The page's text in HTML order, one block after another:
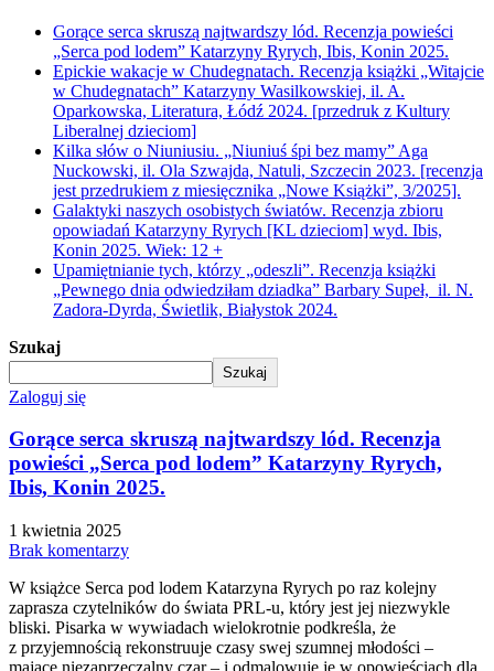
Gorące serca skruszą najtwardszy lód. Recenzja powieści
„Serca pod lodem” Katarzyny Ryrych, Ibis, Konin 2025.
Epickie wakacje w Chudegnatach. Recenzja książki „Witajcie
w Chudegnatach” Katarzyny Wasilkowskiej, il. A.
Oparkowska, Literatura, Łódź 2024. [przedruk z Kultury
Liberalnej dzieciom]
Kilka słów o Niuniusiu. „Niuniuś śpi bez mamy” Aga
Nuckowski, il. Ola Szwajda, Natuli, Szczecin 2023. [recenzja
jest przedrukiem z miesięcznika „Nowe Książki”, 3/2025].
Galaktyki naszych osobistych światów. Recenzja zbioru
opowiadań Katarzyny Ryrych [KL dzieciom] wyd. Ibis,
Konin 2025. Wiek: 12 +
Upamiętnianie tych, którzy „odeszli”. Recenzja książki
„Pewnego dnia odwiedziłam dziadka” Barbary Supeł, il. N.
Zadora-Dyrda, Świetlik, Białystok 2024.
Szukaj
Szukaj
Zaloguj się
Gorące serca skruszą najtwardszy lód. Recenzja
powieści „Serca pod lodem” Katarzyny Ryrych,
Ibis, Konin 2025.
1 kwietnia 2025
Brak komentarzy
W książce Serca pod lodem Katarzyna Ryrych po raz kolejny
zaprasza czytelników do świata PRL-u, który jest jej niezwykle
bliski. Pisarka w wywiadach wielokrotnie podkreśla, że
z przyjemnością rekonstruuje czasy swej szumnej młodości –
mające niezaprzeczalny czar – i odmalowuje je w opowieściach dla